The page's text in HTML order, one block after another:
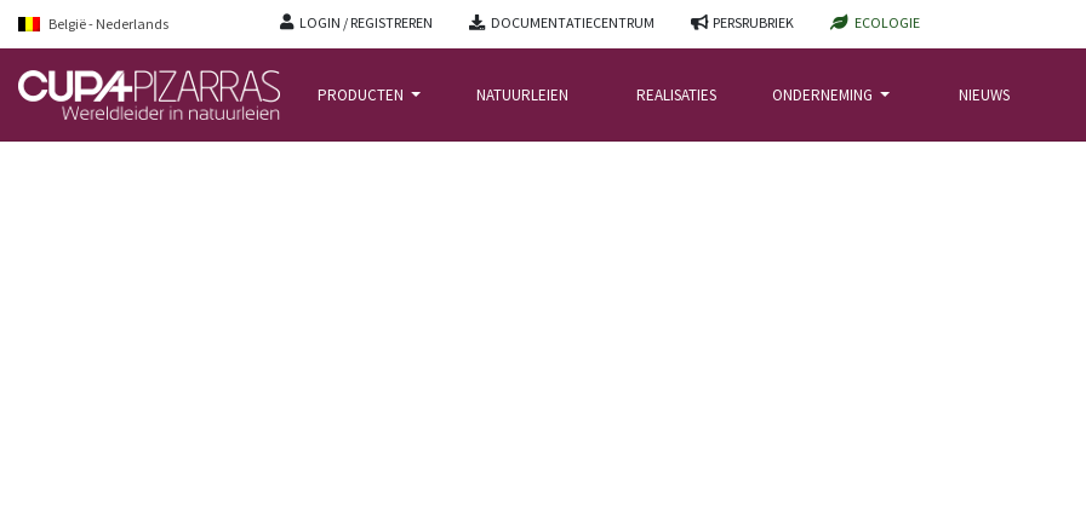
België - Nederlands LOGIN / REGISTREREN DOCUMENTATIECENTRUM PERSRUBRIEK ECOLOGIE
PRODUCTEN NATUURLEIEN REALISATIES ONDERNEMING NIEUWS